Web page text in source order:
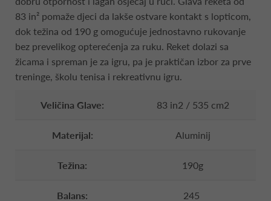
83 in² pomaže djeci da lakše ostvare kontakt s lopticom,
dok težina od 190 g omogućuje jednostavno rukovanje
bez prevelikog opterećenja za ruku. Reket dolazi sa
žicama i spreman je za igru, pa je praktičan izbor za prve
treninge, školu tenisa i rekreativnu igru.
Veličina Glave: 83 in2 / 535 cm2
Materijal: Aluminij
Težina: 190g
Balans: 245